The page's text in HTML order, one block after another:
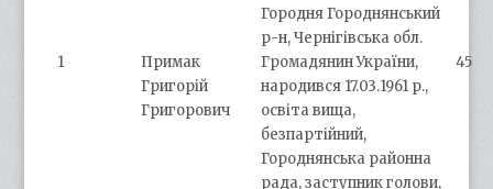
Городня Городнянський
р-н, Чернігівська обл.
1
Примак
Григорій
Григорович
Громадянин України,
народився 17.03.1961 р.,
освіта вища,
безпартійний,
Городнянська районна
рада, заступник голови,
45